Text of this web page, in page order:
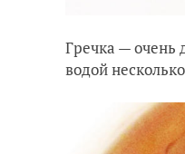
Гречка — очень
водой